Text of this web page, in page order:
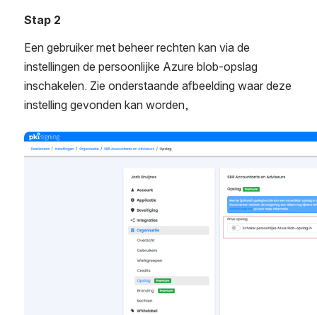
Stap 2
Een gebruiker met beheer rechten kan via de
instellingen de persoonlijke Azure blob-opslag
inschakelen. Zie onderstaande afbeelding waar deze
instelling gevonden kan worden,
Open